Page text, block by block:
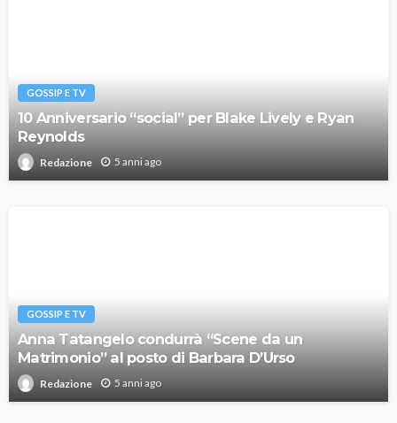
GOSSIP E TV
10 Anniversario “social” per Blake Lively e Ryan
Reynolds
Redazione 5 anni ago
GOSSIP E TV
Anna Tatangelo condurrà “Scene da un
Matrimonio” al posto di Barbara D’Urso
Redazione 5 anni ago